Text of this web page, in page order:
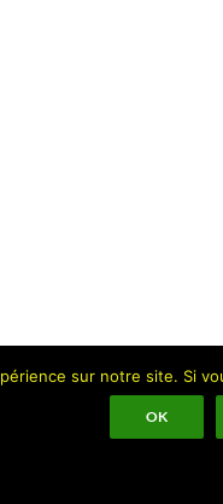
sur notre site. Si
OK